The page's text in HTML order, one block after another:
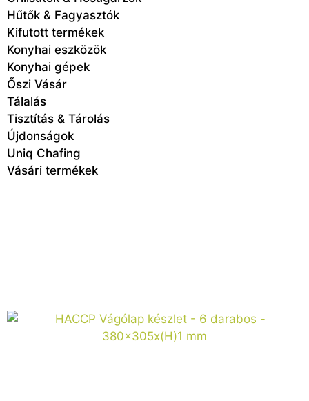
Hűtők & Fagyasztók
Kifutott termékek
Konyhai eszközök
Konyhai gépek
Őszi Vásár
Tálalás
Tisztítás & Tárolás
Újdonságok
Uniq Chafing
Vásári termékek